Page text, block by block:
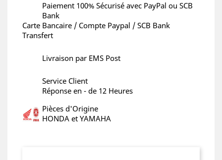
Paiement 100% Sécurisé avec PayPal ou SCB
Bank
Carte Bancaire / Compte Paypal / SCB Bank
Transfert
Livraison par EMS Post
Service Client
Réponse en - de 12 Heures
Pièces d'Origine
HONDA et YAMAHA